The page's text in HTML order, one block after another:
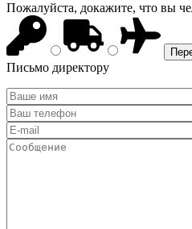
Пожалуйста, докажите, что вы
Письмо директору